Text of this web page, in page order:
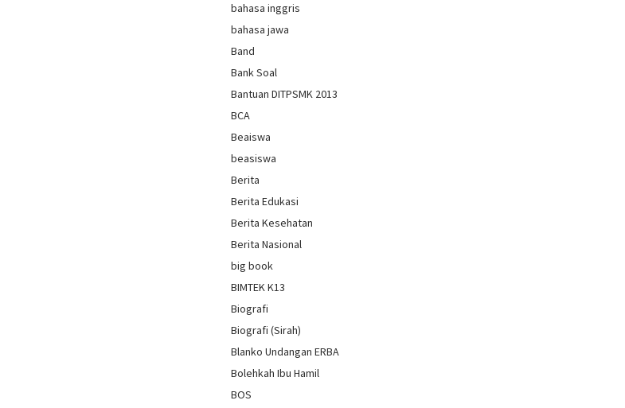
bahasa inggris
bahasa jawa
Band
Bank Soal
Bantuan DITPSMK 2013
BCA
Beaiswa
beasiswa
Berita
Berita Edukasi
Berita Kesehatan
Berita Nasional
big book
BIMTEK K13
Biografi
Biografi (Sirah)
Blanko Undangan ERBA
Bolehkah Ibu Hamil
BOS